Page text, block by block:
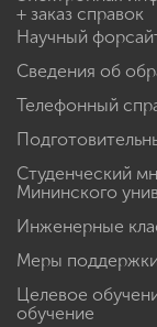
+ заказ справок
Научный
Сведения об
Телефонный
Студенческий
Мининского
Инженерные
Меры поддержки
Целевое
обучение